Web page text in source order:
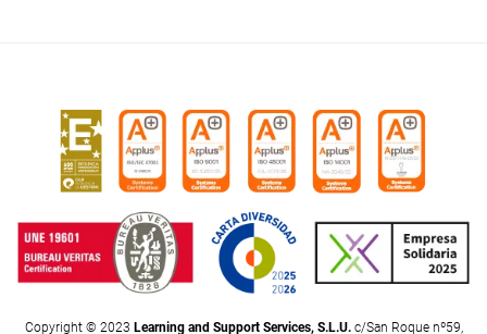
Copyright © 2023 Learning and Support Services, S.L.U.c/San Roque nº59,